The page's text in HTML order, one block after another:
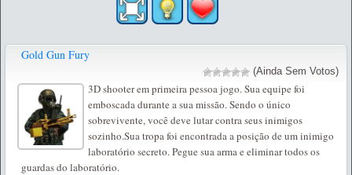
Gold Gun Fury
(Ainda Sem Votos)
3D shooter em primeira pessoa jogo. Sua equipe foi
emboscada durante a sua missão. Sendo o único
sobrevivente, você deve lutar contra seus inimigos
sozinho.Sua tropa foi encontrada a posição de um inimigo
laboratório secreto. Pegue sua arma e eliminar todos os
guardas do laboratório.